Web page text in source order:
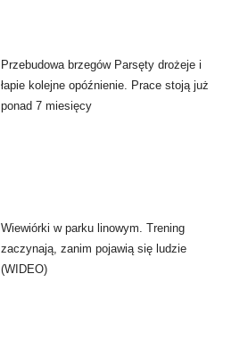
Przebudowa brzegów Parsęty drożeje i
łapie kolejne opóźnienie. Prace stoją już
ponad 7 miesięcy
Wiewiórki w parku linowym. Trening
zaczynają, zanim pojawią się ludzie
(WIDEO)